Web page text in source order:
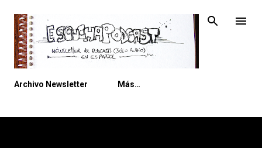
Archivo Newsletter Más…